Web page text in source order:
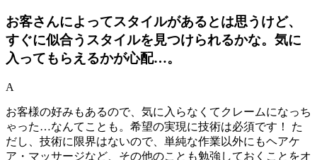
お客さんによってスタイルがあるとは思うけど、
すぐに似合うスタイルを見つけられるかな。気に
入ってもらえるかが心配…。
A
お客様の好みもあるので、気に入らなくてクレームになっち
ゃった…なんてことも。希望の実現に技術は必須です！ た
だし、技術に限界はないので、単純な作業以外にもヘアケ
ア・マッサージなど、その他のことも勉強しておくことをオ